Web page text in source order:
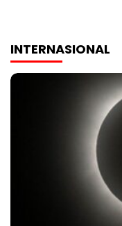
INTERNASIONAL